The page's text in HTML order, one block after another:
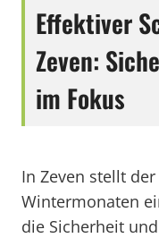
Effektiver
Zeven:
im Fokus
In Zeven stellt
Wintermonaten
die Sicherheit